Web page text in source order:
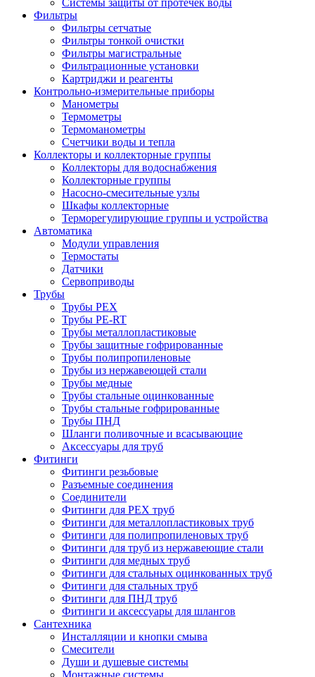
Фильтры
Фильтры сетчатые
Фильтры тонкой очистки
Фильтры магистральные
Фильтрационные установки
Картриджи и реагенты
Контрольно-измерительные приборы
Манометры
Термометры
Термоманометры
Счетчики воды и тепла
Коллекторы и коллекторные группы
Коллекторы для водоснабжения
Коллекторные группы
Насосно-смесительные узлы
Шкафы коллекторные
Терморегулирующие группы и устройства
Автоматика
Модули управления
Термостаты
Датчики
Сервоприводы
Трубы
Трубы PEX
Трубы PE-RT
Трубы металлопластиковые
Трубы защитные гофрированные
Трубы полипропиленовые
Трубы из нержавеющей стали
Трубы медные
Трубы стальные оцинкованные
Трубы стальные гофрированные
Трубы ПНД
Шланги поливочные и всасывающие
Аксессуары для труб
Фитинги
Фитинги резьбовые
Разъемные соединения
Соединители
Фитинги для PEX труб
Фитинги для металлопластиковых труб
Фитинги для полипропиленовых труб
Фитинги для труб из нержавеющие стали
Фитинги для медных труб
Фитинги для стальных оцинкованных труб
Фитинги для стальных труб
Фитинги для ПНД труб
Фитинги и аксессуары для шлангов
Сантехника
Инсталляции и кнопки смыва
Смесители
Души и душевые системы
Монтажные системы